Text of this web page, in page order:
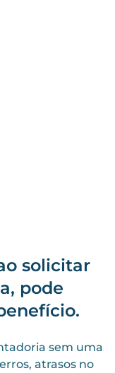
solicitar
pode
sem uma
atrasos no